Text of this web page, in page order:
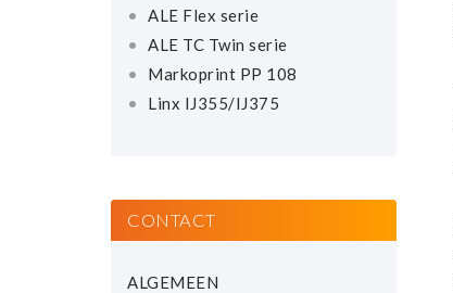
ALE Flex serie
ALE TC Twin serie
Markoprint PP 108
Linx IJ355/IJ375
CONTACT
ALGEMEEN